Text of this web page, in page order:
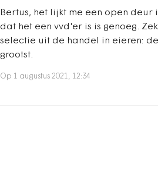
Bertus, het lijkt me een open deur
dat het een vvd'er is is genoeg.
selectie uit de handel in eieren:
grootst.
Op 1 augustus 2021, 12:34